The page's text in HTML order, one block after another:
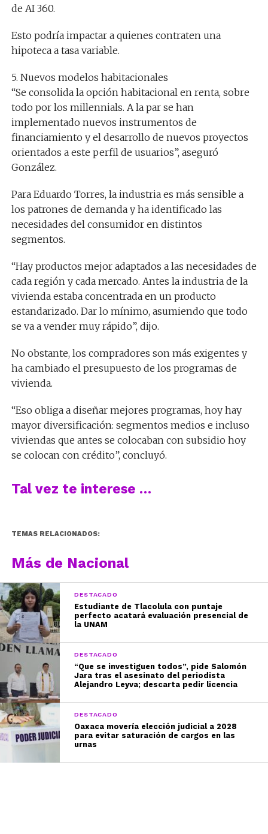
de AI 360.
Esto podría impactar a quienes contraten una
hipoteca a tasa variable.
5. Nuevos modelos habitacionales
“Se consolida la opción habitacional en renta, sobre
todo por los millennials. A la par se han
implementado nuevos instrumentos de
financiamiento y el desarrollo de nuevos proyectos
orientados a este perfil de usuarios”, aseguró
González.
Para Eduardo Torres, la industria es más sensible a
los patrones de demanda y ha identificado las
necesidades del consumidor en distintos
segmentos.
“Hay productos mejor adaptados a las necesidades de
cada región y cada mercado. Antes la industria de la
vivienda estaba concentrada en un producto
estandarizado. Dar lo mínimo, asumiendo que todo
se va a vender muy rápido”, dijo.
No obstante, los compradores son más exigentes y
ha cambiado el presupuesto de los programas de
vivienda.
“Eso obliga a diseñar mejores programas, hoy hay
mayor diversificación: segmentos medios e incluso
viviendas que antes se colocaban con subsidio hoy
se colocan con crédito”, concluyó.
Tal vez te interese …
TEMAS RELACIONADOS:
Más de Nacional
DESTACADO
Estudiante de Tlacolula con puntaje
perfecto acatará evaluación presencial de
la UNAM
DESTACADO
“Que se investiguen todos”, pide Salomón
Jara tras el asesinato del periodista
Alejandro Leyva; descarta pedir licencia
DESTACADO
Oaxaca movería elección judicial a 2028
para evitar saturación de cargos en las
urnas